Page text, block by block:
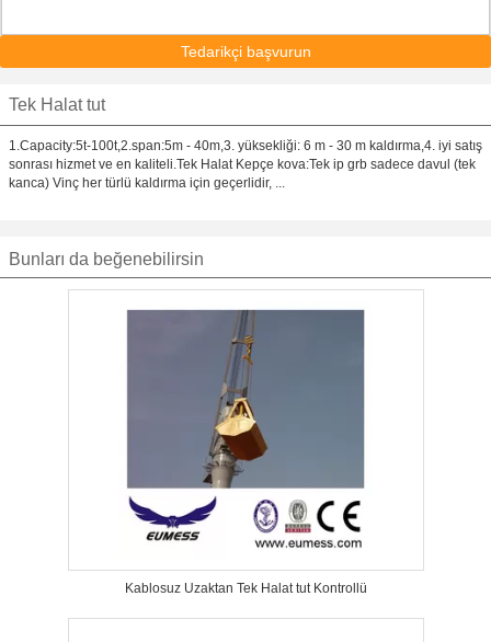
Tedarikçi başvurun
Tek Halat tut
1.Capacity:5t-100t,2.span:5m - 40m,3. yüksekliği: 6 m - 30 m kaldırma,4. iyi satış
sonrası hizmet ve en kaliteli.Tek Halat Kepçe kova:Tek ip grb sadece davul (tek
kanca) Vinç her türlü kaldırma için geçerlidir, ...
Bunları da beğenebilirsin
Kablosuz Uzaktan Tek Halat tut Kontrollü